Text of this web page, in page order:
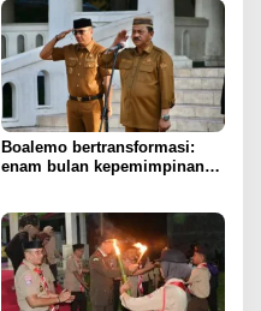
Boalemo bertransformasi:
enam bulan kepemimpinan
Prabowo